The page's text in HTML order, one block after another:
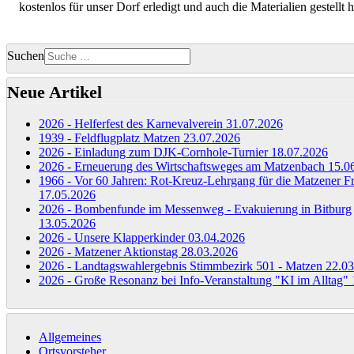
kostenlos für unser Dorf erledigt und auch die Materialien gestellt
Suchen
Neue Artikel
2026 - Helferfest des Karnevalverein 31.07.2026
1939 - Feldflugplatz Matzen 23.07.2026
2026 - Einladung zum DJK-Cornhole-Turnier 18.07.2026
2026 - Erneuerung des Wirtschaftsweges am Matzenbach
1966 - Vor 60 Jahren: Rot-Kreuz-Lehrgang für die Matzener
17.05.2026
2026 - Bombenfunde im Messenweg - Evakuierung in Bitburg
13.05.2026
2026 - Unsere Klapperkinder03.04.2026
2026 - Matzener Aktionstag 28.03.2026
2026 - Landtagswahlergebnis Stimmbezirk 501 - Matzen
2026 - Große Resonanz bei Info-Veranstaltung "KI im Alltag"
Allgemeines
Ortsvorsteher